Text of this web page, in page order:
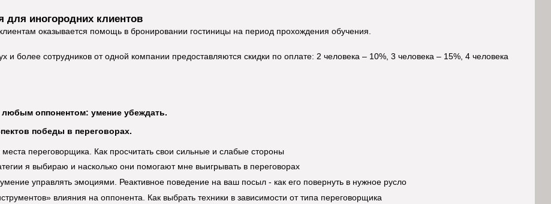
иногородних клиентов
оказывается помощь в бронировании гостиницы на период прохождения обучения.
и более сотрудников от одной компании предоставляются скидки по оплате: 2 человека – 10%, 3 человека – 15%, 4 человека
любым оппонентом: умение убеждать.
победы в переговорах.
переговорщика. Как просчитать свои сильные и слабые стороны
я выбираю и насколько они помогают мне выигрывать в переговорах
управлять эмоциями. Реактивное поведение на ваш посыл - как его повернуть в нужное русло
влияния на оппонента. Как выбрать техники в зависимости от типа переговорщика